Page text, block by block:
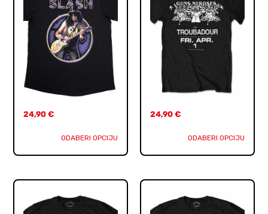
24,90€
ODABERI OPCIJU
24,90 €
ODABERI OPCIJU